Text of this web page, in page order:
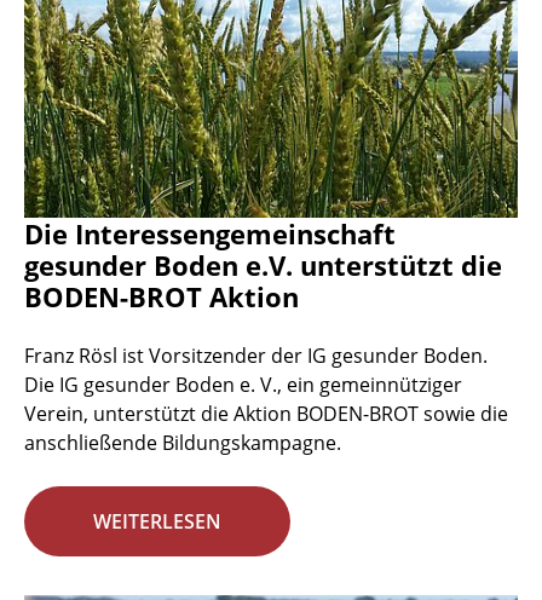
Die Interessengemeinschaft
gesunder Boden e.V. unterstützt die
BODEN-BROT Aktion
Franz Rösl ist Vorsitzender der IG gesunder Boden.
Die IG gesunder Boden e. V., ein gemeinnütziger
Verein, unterstützt die Aktion BODEN-BROT sowie die
anschließende Bildungskampagne.
WEITERLESEN